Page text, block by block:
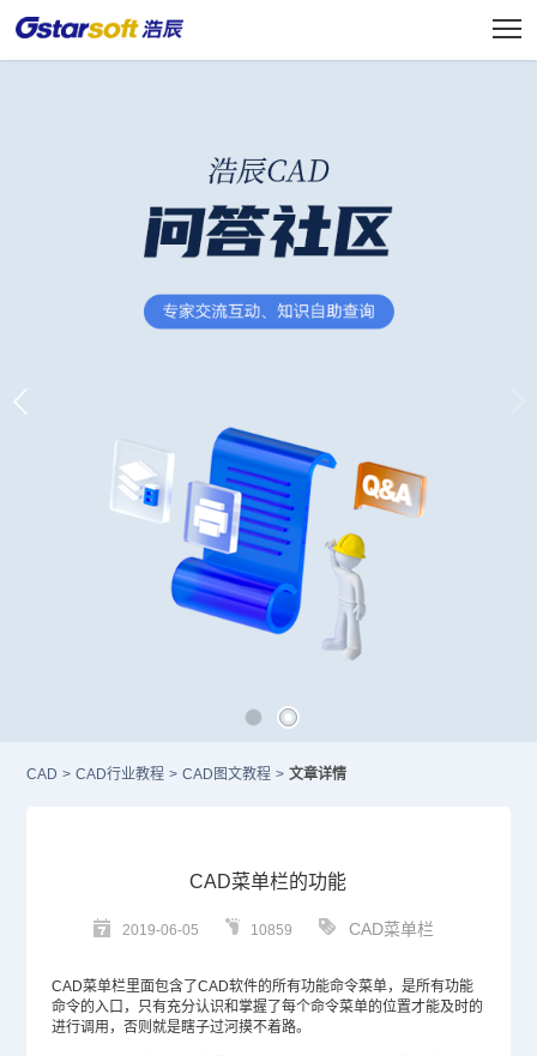
CAD > CAD行业教程 > CAD图文教程 > 文章详情
CAD菜单栏的功能
2019-06-05 10859 CAD菜单栏
CAD菜单栏里面包含了CAD软件的所有功能命令菜单，是所有功能
命令的入口，只有充分认识和掌握了每个命令菜单的位置才能及时的
进行调用，否则就是瞎子过河摸不着路。